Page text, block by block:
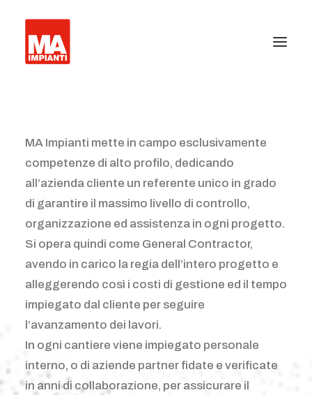
Ufficio stampa
Certificazioni
Realizzazioni
Barriere antiterrorismo e Cancelli industriali
MA Impianti mette in campo esclusivamente
competenze di alto profilo, dedicando
all’azienda cliente un referente unico in grado
di garantire il massimo livello di controllo,
organizzazione ed assistenza in ogni progetto.
Si opera quindi come General Contractor,
avendo in carico la regia dell’intero progetto e
alleggerendo così i costi di gestione ed il tempo
impiegato dal cliente per seguire
l’avanzamento dei lavori.
In ogni cantiere viene impiegato personale
interno, o di aziende partner fidate e verificate
in anni di collaborazione, per assicurare il